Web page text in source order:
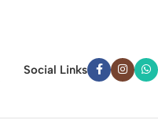
Social Links